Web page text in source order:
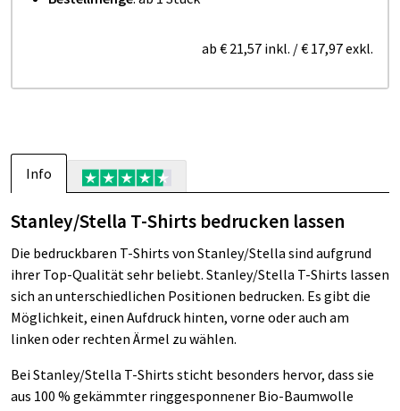
ab € 21,57 inkl. /€ 17,97exkl.
Info
Stanley/Stella T-Shirts bedrucken lassen
Die bedruckbaren T-Shirts von Stanley/Stella sind aufgrund
ihrer Top-Qualität sehr beliebt. Stanley/Stella T-Shirts lassen
sich an unterschiedlichen Positionen bedrucken. Es gibt die
Möglichkeit, einen Aufdruck hinten, vorne oder auch am
linken oder rechten Ärmel zu wählen.
Bei Stanley/Stella T-Shirts sticht besonders hervor, dass sie
aus 100 % gekämmter ringgesponnener Bio-Baumwolle